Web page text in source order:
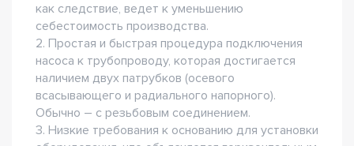
как следствие, ведет к уменьшению
себестоимость производства.
2. Простая и быстрая процедура подключения
насоса к трубопроводу, которая достигается
наличием двух патрубков (осевого
всасывающего и радиального напорного).
Обычно – с резьбовым соединением.
3. Низкие требования к основанию для установки